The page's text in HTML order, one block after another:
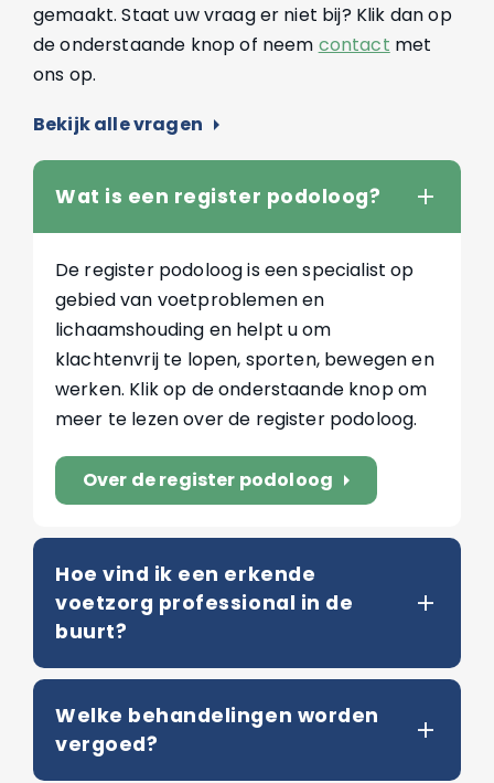
gemaakt. Staat uw vraag er niet bij? Klik dan op
de onderstaande knop of neem contact met
ons op.
Bekijk alle vragen arrow_right
Wat is een register podoloog?
De register podoloog is een specialist op
gebied van voetproblemen en
lichaamshouding en helpt u om
klachtenvrij te lopen, sporten, bewegen en
werken. Klik op de onderstaande knop om
meer te lezen over de register podoloog.
Over de register podoloog arrow_right
Hoe vind ik een erkende
voetzorg professional in de
buurt?
Welke behandelingen worden
vergoed?